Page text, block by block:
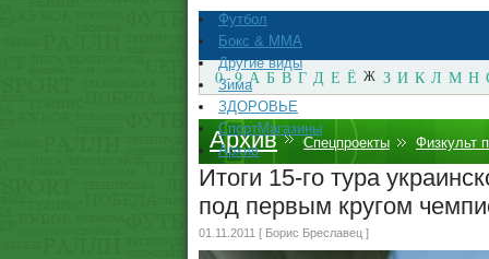
Футбол
Бокс & ММА
Другие виды
Зима
ЗДОРОВЬЕ
СпортМагазины
Архив
0 - 9 А Б В Г Д Е Ё Ж З И К Л М Н
Архив Спецпроекты Физкульт
Итоги 15-го тура
под первым кругом
01.11.2011 [ Борис Бреславец ]